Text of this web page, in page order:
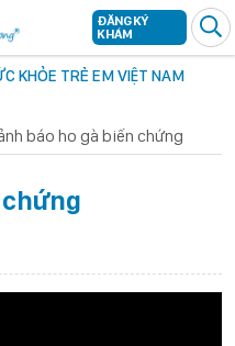
KHỎE TRẺ EM VIỆT NAM
ĐĂNG KÝ
KHÁM
báo ho gà biến chứng
chứng